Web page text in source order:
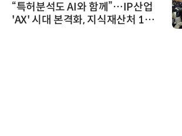
“특허분석도 AI와 함께”…IP산업
'AX' 시대 본격화, 지식재산처 1호